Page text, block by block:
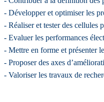
- Développer et optimiser les
- Réaliser et tester des cellules
- Evaluer les performances
- Mettre en forme et présenter
- Proposer des axes
- Valoriser les travaux de